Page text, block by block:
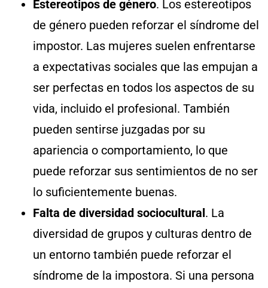
Estereotipos de género. Los estereotipos
de género pueden reforzar el síndrome del
impostor. Las mujeres suelen enfrentarse
a expectativas sociales que las empujan a
ser perfectas en todos los aspectos de su
vida, incluido el profesional. También
pueden sentirse juzgadas por su
apariencia o comportamiento, lo que
puede reforzar sus sentimientos de no ser
lo suficientemente buenas.
Falta de diversidad sociocultural. La
diversidad de grupos y culturas dentro de
un entorno también puede reforzar el
síndrome de la impostora. Si una persona